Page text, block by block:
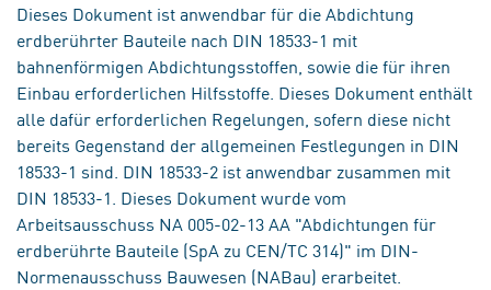
Dieses Dokument ist anwendbar für die Abdichtung
erdberührter Bauteile nach DIN 18533-1 mit
bahnenförmigen Abdichtungsstoffen, sowie die für ihren
Einbau erforderlichen Hilfsstoffe. Dieses Dokument enthält
alle dafür erforderlichen Regelungen, sofern diese nicht
bereits Gegenstand der allgemeinen Festlegungen in DIN
18533-1 sind. DIN 18533-2 ist anwendbar zusammen mit
DIN 18533-1. Dieses Dokument wurde vom
Arbeitsausschuss NA 005-02-13 AA "Abdichtungen für
erdberührte Bauteile (SpA zu CEN/TC 314)" im DIN-
Normenausschuss Bauwesen (NABau) erarbeitet.